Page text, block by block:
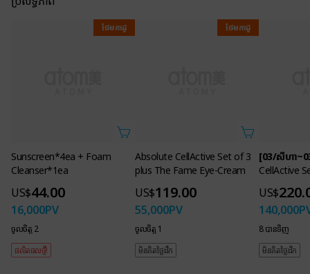
Premium herbal
raw materials
ថែមកាដូ
Sunscreen*4ea + Foam
Cleanser*1ea
US$44.00
16,000PV
ចូលចិត្ត 2
ផលិតផលថ្មី!
ថែមកាដូ
Absolute CellActive Set of 3
plus The Fame Eye-Cream
US$119.00
55,000PV
ចូលចិត្ត 1
មិនគិតថ្លៃដឹក
[03/សីហា
CellActive
US$
140,000
8 បាន​ទិញ
មិនគិតថ្លៃដឹក